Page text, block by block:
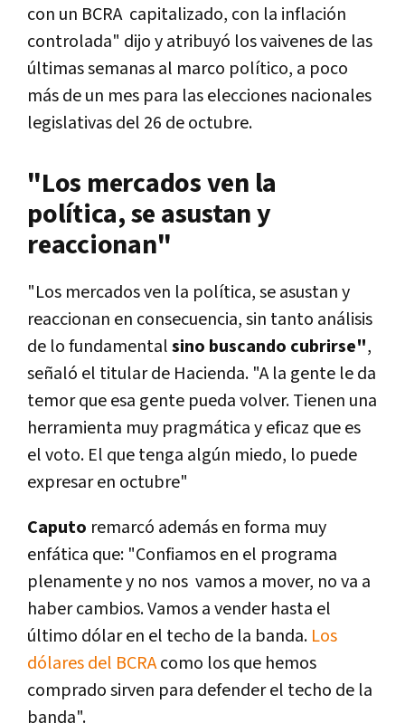
con un BCRA capitalizado, con la inflación
controlada" dijo y atribuyó los vaivenes de las
últimas semanas al marco político, a poco
más de un mes para las elecciones nacionales
legislativas del 26 de octubre.
"Los mercados ven la
política, se asustan y
reaccionan"
"Los mercados ven la política, se asustan y
reaccionan en consecuencia, sin tanto análisis
de lo fundamentalsino buscando cubrirse",
señaló el titular de Hacienda. "A la gente le da
temor que esa gente pueda volver. Tienen una
herramienta muy pragmática y eficaz que es
el voto. El que tenga algún miedo, lo puede
expresar en octubre"
Caputo remarcó además en forma muy
enfática que: "Confiamos en el programa
plenamente y no nos vamos a mover, no va a
haber cambios. Vamos a vender hasta el
último dólar en el techo de la banda. Los
dólares del BCRAcomo los que hemos
comprado sirven para defender el techo de la
banda".